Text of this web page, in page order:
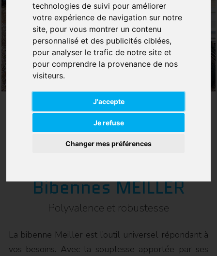
technologies de suivi pour améliorer
votre expérience de navigation sur notre
site, pour vous montrer un contenu
personnalisé et des publicités ciblées,
pour analyser le trafic de notre site et
pour comprendre la provenance de nos
visiteurs.
J'accepte
Je refuse
Changer mes préférences
Bibennes MEILLER
Polyvalence et robustesse
La bibenne Meiller est l’outil universel répondant à
vos besoins. Avec la souplesse apportée par ses